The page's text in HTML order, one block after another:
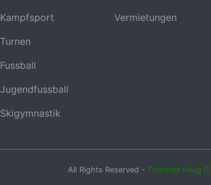
Kampfsport
Turnen
Fussball
Jugendfussball
Skigymnastik
Vermietungen
All Rights Reserved - Thorsten Haug IT